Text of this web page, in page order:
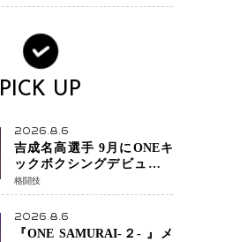
ック・ウィドウ役のシラ・
PICK UP
2026.8.6
吉成名高選手 9月にONEキ
ックボクシングデビュー決
定 チャトリCEOがサプライ
ズ発表 2カ月連続参戦へ
格闘技
2026.8.6
『ONE SAMURAI-２- 』メ